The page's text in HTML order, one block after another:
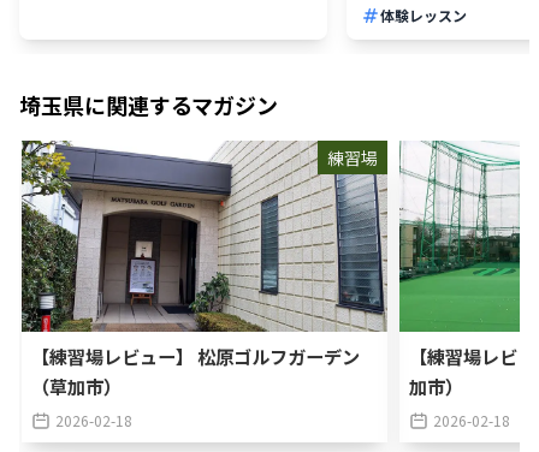
体験レッスン
埼玉県に関連するマガジン
練習場
【練習場レビュー】 松原ゴルフガーデン
（草加市）
2026-02-18
【練習場レビ
加市）
2026-02-18